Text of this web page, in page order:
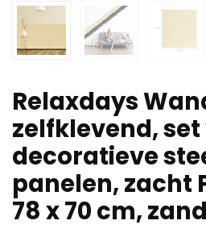
Relaxdays
zelfklevend, set
decoratieve
panelen, zacht
78 x 70 cm, zand